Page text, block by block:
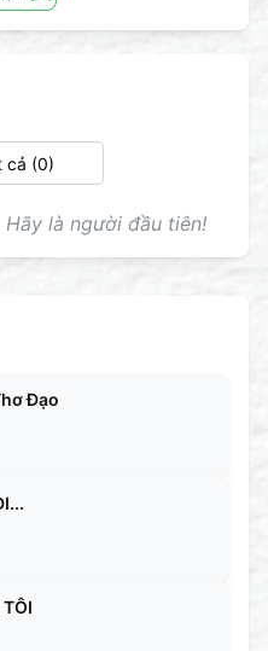
là người đầu tiên!
Đạo